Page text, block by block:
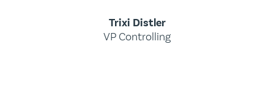
Trixi Distler
VP Controlling